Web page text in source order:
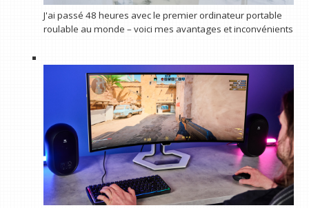
J'ai passé 48 heures avec le premier ordinateur portable
roulable au monde – voici mes avantages et inconvénients